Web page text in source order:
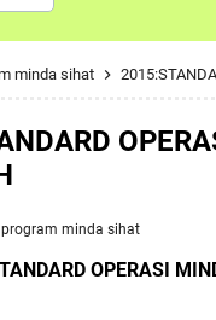
minda sihat
program minda sihat
OPERASI